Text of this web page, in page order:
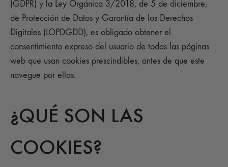
(GDPR) y la Ley Orgánica 3/2018, de 5 de diciembre,
de Protección de Datos y Garantía de los Derechos
Digitales (LOPDGDD), es obligado obtener el
consentimiento expreso del usuario de todas las páginas
web que usan cookies prescindibles, antes de que este
navegue por ellas.
¿QUÉ SON LAS
COOKIES?